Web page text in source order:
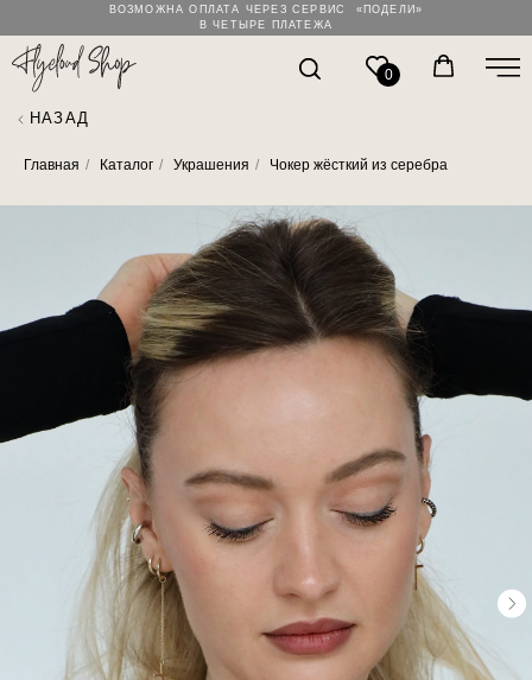
ВОЗМОЖНА ОПЛАТА ЧЕРЕЗ СЕРВИС «ПОДЕЛИ»
В ЧЕТЫРЕ ПЛАТЕЖА
0
НАЗАД
Главная / Каталог / Украшения / Чокер жёсткий из серебра